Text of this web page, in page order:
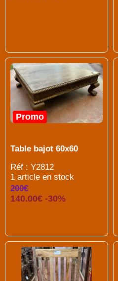
Promo
Table bajot 60x60
Réf : Y2812
1 article en stock
200€
140.00€ -30%